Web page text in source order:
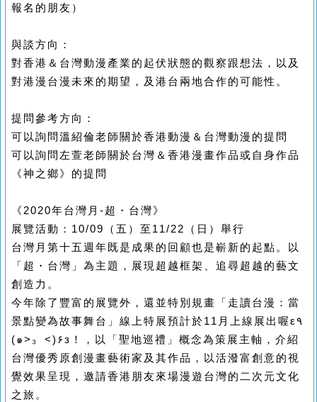
報名的朋友）
與談方向：
對香港＆台灣動漫產業的起伏狀態的觀察跟想法，以及
對港漫台漫未來的期望，及港台兩地合作的可能性。
提問參考方向：
可以詢問溫紹倫老師關於香港動漫＆台灣動漫的提問
可以詢問左萱老師關於台灣＆香港漫畫作品或自身作品
《神之鄉》的提問
《2020年台灣月-超・台灣》
展覽活動：10/09（五）至11/22（日）舉行
台灣月第十五週年既是成果的回顧也是嶄新的起點。以
「超・台灣」為主題，展現超越框架、追尋超越的藝文
創造力。
今年除了豐富的展覽外，還並特別規畫「走讀台漫：當
景點變為故事舞台」線上特展預計於11月上線展出喔ε٩
(๑>₃ <)۶з ！
，以「聖地巡禮」概念為策展主軸，介紹
台灣優秀原創漫畫藝術家及其作品，以活潑富創意的視
覺效果呈現，邀請香港朋友來場漫遊台灣的二次元文化
之旅。